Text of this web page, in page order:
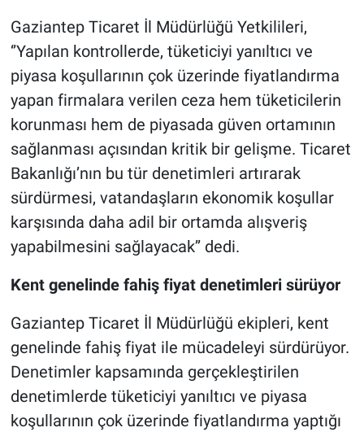
Gaziantep Ticaret İl Müdürlüğü Yetkilileri,
‘’Yapılan kontrollerde, tüketiciyi yanıltıcı ve
piyasa koşullarının çok üzerinde fiyatlandırma
yapan firmalara verilen ceza hem tüketicilerin
korunması hem de piyasada güven ortamının
sağlanması açısından kritik bir gelişme. Ticaret
Bakanlığı’nın bu tür denetimleri artırarak
sürdürmesi, vatandaşların ekonomik koşullar
karşısında daha adil bir ortamda alışveriş
yapabilmesini sağlayacak’’ dedi.
Kent genelinde fahiş fiyat denetimleri sürüyor
Gaziantep Ticaret İl Müdürlüğü ekipleri, kent
genelinde fahiş fiyat ile mücadeleyi sürdürüyor.
Denetimler kapsamında gerçekleştirilen
denetimlerde tüketiciyi yanıltıcı ve piyasa
koşullarının çok üzerinde fiyatlandırma yaptığı